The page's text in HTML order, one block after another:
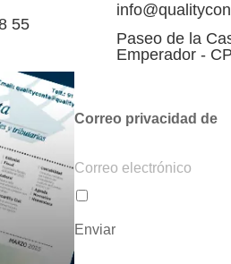
55
Paseo de la
Emperador -
Correo privacidad de
C
o
P
o
l
Enviar